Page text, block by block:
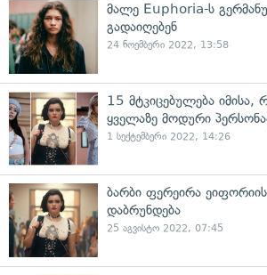
მალე Euphoria-ს
გადაიღებენ
24 ნოემბერი 2022, 13:58
15 მტკიცებულება
ყველაზე მოდური
1 სექტემბერი 2022, 14:26
ბარბი ფერეირა
დაბრუნდება
25 აგვისტო 2022, 07:45